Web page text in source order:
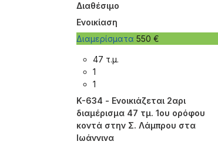
Διαθέσιμο
Ενοικίαση
Διαμερίσματα 550 €
47 τ.μ.
1
1
K-634 - Ενοικιάζεται 2αρι
διαμέρισμα 47 τμ. 1ου ορόφου
κοντά στην Σ. Λάμπρου στα
Ιωάννινα